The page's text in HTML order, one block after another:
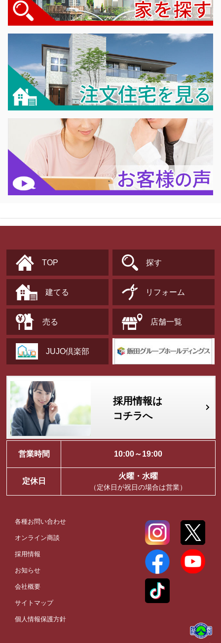
TOP 探す
建てる リフォーム
売る 店舗一覧
JUJO倶楽部
採用情報は
コチラへ
営業時間 10:00～19:00
定休日
火曜・水曜
（定休日が祝日の場合は営業）
各種お問い合わせ
オンライン商談
採用情報
お知らせ
会社概要
サイトマップ
個人情報保護方針